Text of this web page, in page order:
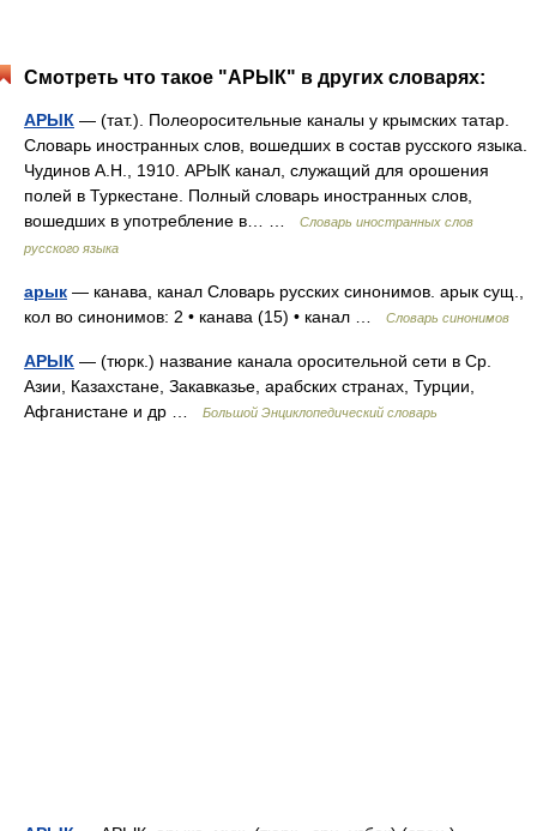
Смотреть что такое "АРЫК" в других словарях:
АРЫК — (тат.). Полеоросительные каналы у крымских татар.
Словарь иностранных слов, вошедших в состав русского языка.
Чудинов А.Н., 1910. АРЫК канал, служащий для орошения
полей в Туркестане. Полный словарь иностранных слов,
вошедших в употребление в… …
Словарь иностранных слов
русского языка
арык — канава, канал Словарь русских синонимов. арык сущ.,
кол во синонимов: 2 • канава (15) • канал …
Словарь синонимов
АРЫК — (тюрк.) название канала оросительной сети в Ср.
Азии, Казахстане, Закавказье, арабских странах, Турции,
Афганистане и др …
Большой Энциклопедический словарь